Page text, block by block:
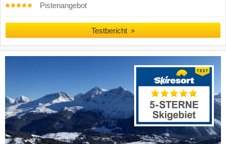
Pistenangebot
Testbericht